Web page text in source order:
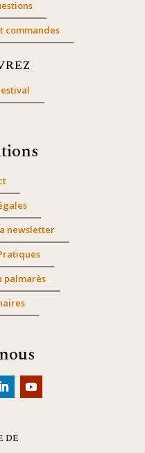
commandes
newsletter
palmarès
DE